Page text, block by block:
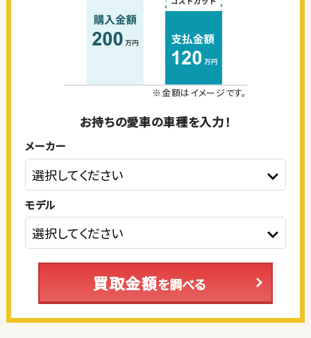
※金額はイメージです。
お持ちの愛車の車種を入力！
メーカー
モデル
買取金額を調べる